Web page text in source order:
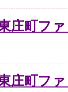
庄町フ
庄町フ